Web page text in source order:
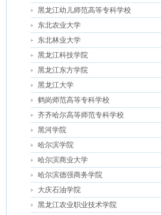
黑龙江幼儿师范高等专科学校
东北农业大学
东北林业大学
黑龙江科技学院
黑龙江东方学院
黑龙江大学
鹤岗师范高等专科学校
齐齐哈尔高等师范专科学校
黑河学院
哈尔滨学院
哈尔滨商业大学
哈尔滨德强商务学院
大庆石油学院
黑龙江农业职业技术学院